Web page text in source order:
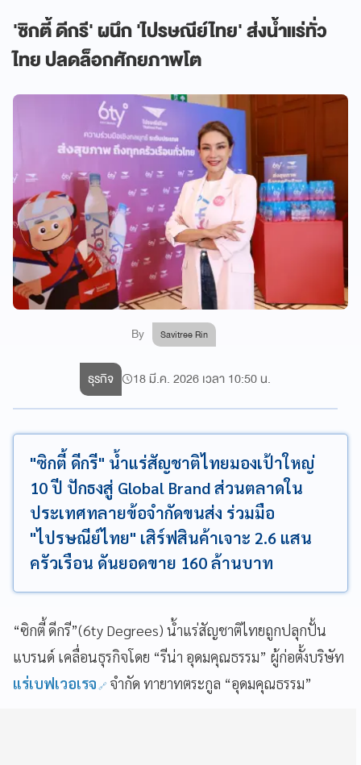
'ซิกตี้ ดีกรี' ผนึก 'ไปรษณีย์ไทย' ส่งน้ำแร่ทั่ว
ไทย ปลดล็อกศักยภาพโต
By Savitree Rin
ธุรกิจ 18 มี.ค. 2026 เวลา 10:50 น.
"ซิกตี้ ดีกรี" น้ำแร่สัญชาติไทยมองเป้าใหญ่
10 ปี ปักธงสู่ Global Brand ส่วนตลาดใน
ประเทศทลายข้อจำกัดขนส่ง ร่วมมือ
"ไปรษณีย์ไทย" เสิร์ฟสินค้าเจาะ 2.6 แสน
ครัวเรือน ดันยอดขาย 160 ล้านบาท
“ซิกตี้ ดีกรี”(6ty Degrees) น้ำแร่สัญชาติไทยถูกปลุกปั้น
แบรนด์ เคลื่อนธุรกิจโดย “รีน่า อุดมคุณธรรม” ผู้ก่อตั้งบริษัท
แร่เบฟเวอเรจ จำกัด ทายาทตระกูล “อุดมคุณธรรม”